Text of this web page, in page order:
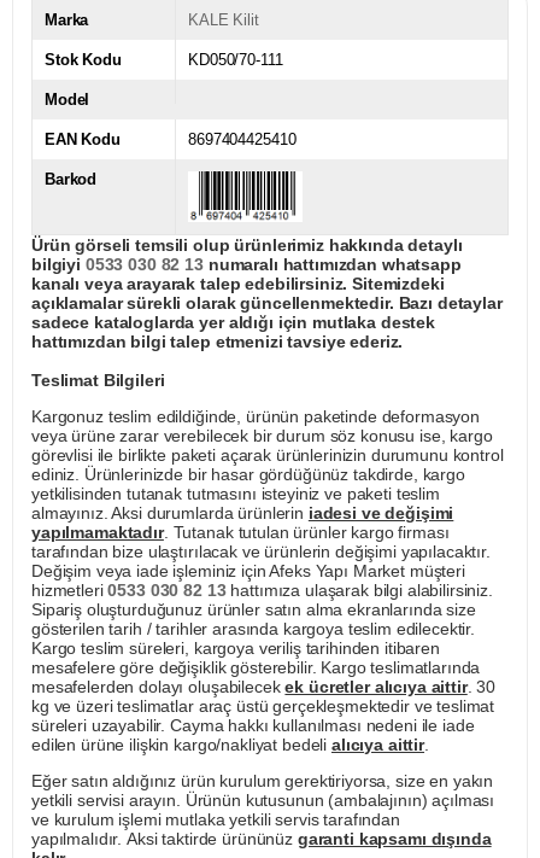
Marka KALE Kilit
Stok Kodu KD050/70-111
Model
EAN Kodu 8697404425410
Barkod
Ürün görseli temsili olup ürünlerimiz hakkında detaylı
bilgiyi 0533 030 82 13numaralı hattımızdan whatsapp
kanalı veya arayarak talep edebilirsiniz. Sitemizdeki
açıklamalar sürekli olarak güncellenmektedir. Bazı detaylar
sadece kataloglarda yer aldığı için mutlaka destek
hattımızdan bilgi talep etmenizi tavsiye ederiz.
Teslimat Bilgileri
Kargonuz teslim edildiğinde, ürünün paketinde deformasyon
veya ürüne zarar verebilecek bir durum söz konusu ise, kargo
görevlisi ile birlikte paketi açarak ürünlerinizin durumunu kontrol
ediniz. Ürünlerinizde bir hasar gördüğünüz takdirde, kargo
yetkilisinden tutanak tutmasını isteyiniz ve paketi teslim
almayınız. Aksi durumlarda ürünlerin iadesi ve değişimi
yapılmamaktadır. Tutanak tutulan ürünler kargo firması
tarafından bize ulaştırılacak ve ürünlerin değişimi yapılacaktır.
Değişim veya iade işleminiz için Afeks Yapı Market müşteri
hizmetleri0533 030 82 13hattımıza ulaşarak bilgi alabilirsiniz.
Sipariş oluşturduğunuz ürünler satın alma ekranlarında size
gösterilen tarih / tarihler arasında kargoya teslim edilecektir.
Kargo teslim süreleri, kargoya veriliş tarihinden itibaren
mesafelere göre değişiklik gösterebilir. Kargo teslimatlarında
mesafelerden dolayı oluşabilecekek ücretler alıcıya aittir. 30
kg ve üzeri teslimatlar araç üstü gerçekleşmektedir ve teslimat
süreleri uzayabilir. Cayma hakkı kullanılması nedeni ile iade
edilen ürüne ilişkin kargo/nakliyat bedeli alıcıya aittir.
Eğer satın aldığınız ürün kurulum gerektiriyorsa, size en yakın
yetkili servisi arayın. Ürünün kutusunun (ambalajının) açılması
ve kurulum işlemi mutlaka yetkili servis tarafından
yapılmalıdır. Aksi taktirde ürününüz garanti kapsamı dışında